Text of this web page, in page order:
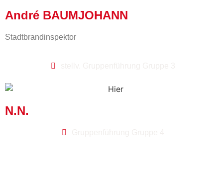
André BAUMJOHANN
Stadtbrandinspektor
N.N.